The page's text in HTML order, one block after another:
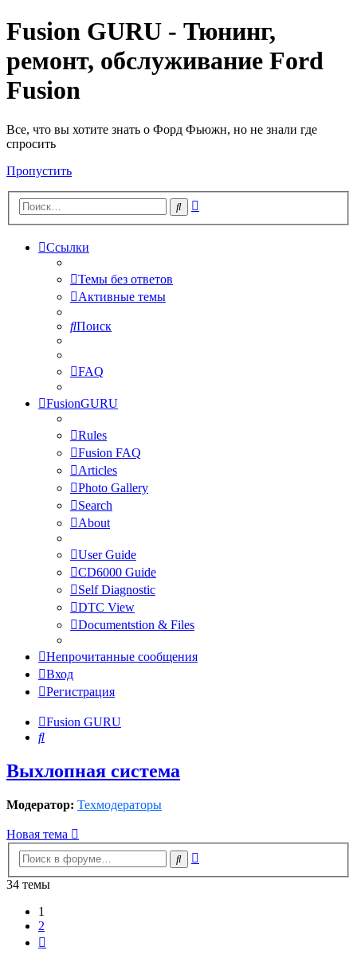
Fusion GURU - Тюнинг,
ремонт, обслуживание Ford
Fusion
Все, что вы хотите знать о Форд Фьюжн, но не знали где
спросить
Пропустить
Поиск
Ссылки
Темы без ответов
Активные темы
Поиск
FAQ
FusionGURU
Rules
Fusion FAQ
Articles
Photo Gallery
Search
About
User Guide
CD6000 Guide
Self Diagnostic
DTC View
Documentstion & Files
Непрочитанные сообщения
Вход
Регистрация
Fusion GURU
Поиск
Выхлопная система
Модератор: Техмодераторы
Новая тема
Поиск
34 темы
1
2